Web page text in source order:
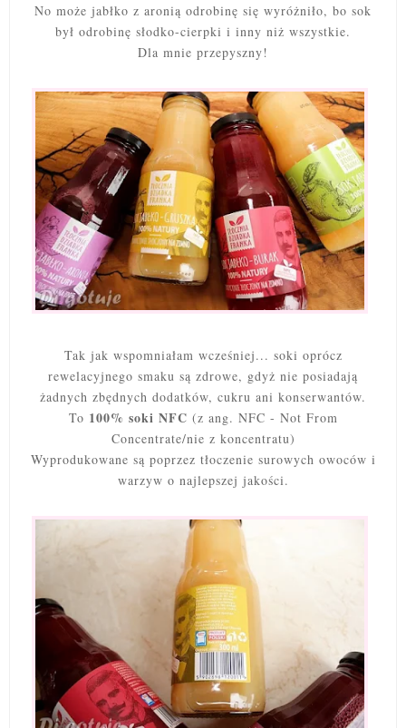
No może jabłko z aronią odrobinę się wyróżniło, bo sok
był odrobinę słodko-cierpki i inny niż wszystkie.
Dla mnie przepyszny!
Tak jak wspomniałam wcześniej... soki oprócz
rewelacyjnego smaku są zdrowe, gdyż nie posiadają
żadnych zbędnych dodatków, cukru ani konserwantów.
To 100% soki NFC (z ang. NFC - Not From
Concentrate/nie z koncentratu)
Wyprodukowane są poprzez tłoczenie surowych owoców i
warzyw o najlepszej jakości.